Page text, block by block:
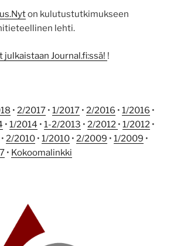
on kulutustutkimukseen
lehti.
Journal.fi:ssä! !
• 2/2017 • 1/2017 • 2/2016 • 1/2016 •
• 1/2014 • 1-2/2013 • 2/2012 • 1/2012 •
• 2/2010 • 1/2010 • 2/2009 • 1/2009 •
• Kokoomalinkki